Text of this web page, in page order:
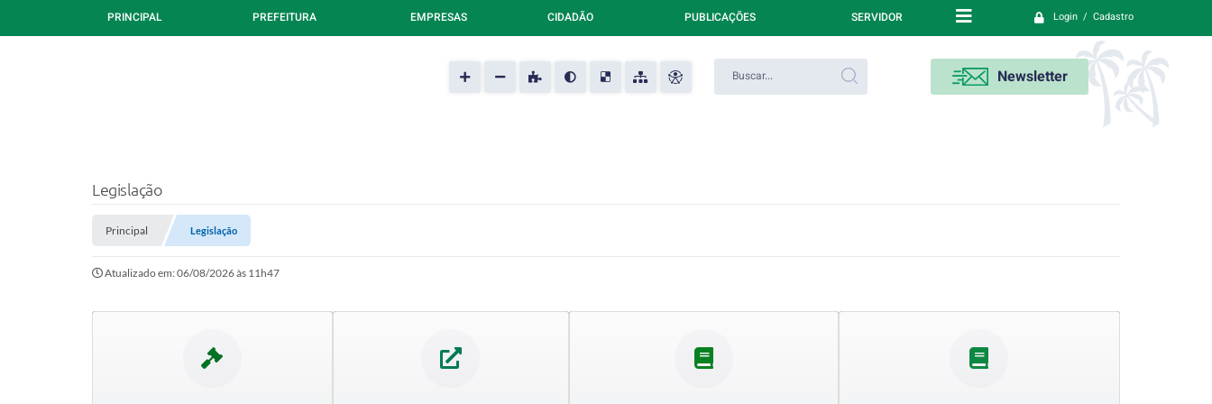
Login / Cadastro
PRINCIPAL PREFEITURA EMPRESAS CIDADÃO PUBLICAÇÕES SERVIDOR
Newsletter
Legislação
Principal Legislação
Atualizado em: 06/08/2026 às 11h47